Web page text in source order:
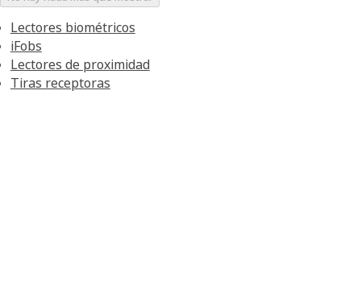
Lectores biométricos
iFobs
Lectores de proximidad
Tiras receptoras